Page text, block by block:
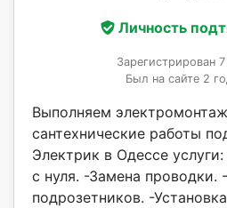
Личность
Зарегистрирован
Был на сайте 2
Выполняем
сантехнические работы
Электрик в Одессе
с нуля. -Замена проводки.
подрозетников. -